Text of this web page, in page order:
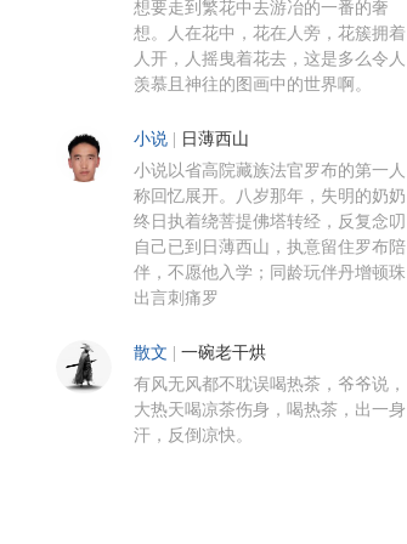
想要走到繁花中去游冶的一番的奢
想。人在花中，花在人旁，花簇拥着
人开，人摇曳着花去，这是多么令人
羡慕且神往的图画中的世界啊。
小说 日薄西山
小说以省高院藏族法官罗布的第一人
称回忆展开。八岁那年，失明的奶奶
终日执着绕菩提佛塔转经，反复念叨
自己已到日薄西山，执意留住罗布陪
伴，不愿他入学；同龄玩伴丹增顿珠
出言刺痛罗
散文 一碗老干烘
有风无风都不耽误喝热茶，爷爷说，
大热天喝凉茶伤身，喝热茶，出一身
汗，反倒凉快。